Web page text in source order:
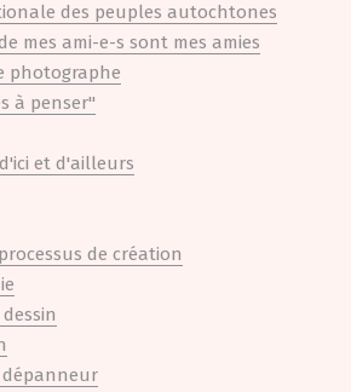
des peuples autochtones
mes ami-e-s sont mes amies
photographe
à penser"
et d'ailleurs
de création